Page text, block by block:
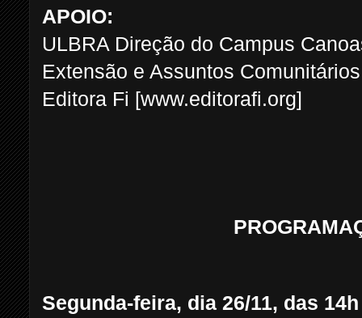
APOIO:
ULBRA Direção do Campus
Extensão e Assuntos
Editora Fi [www.editorafi.org]
Segunda-feira, dia 26/11, das